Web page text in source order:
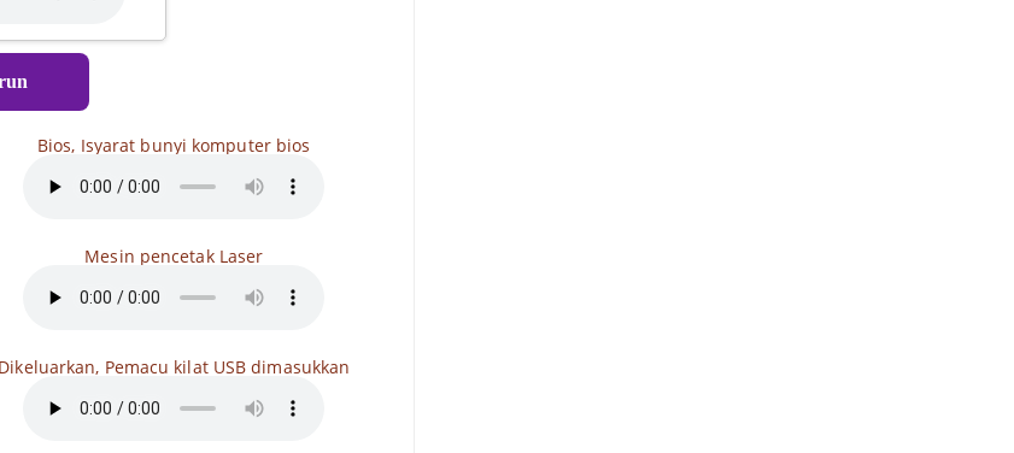
Bios, Isyarat bunyi komputer bios
Mesin pencetak Laser
Dikeluarkan, Pemacu kilat USB dimasukkan